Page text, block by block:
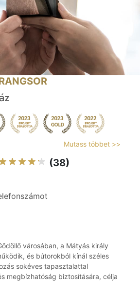
Mutass többet >>
(38)
városában, a Mátyás király
és bútorokból kínál széles
sokéves tapasztalattal
megbízhatóság biztosítására, célja